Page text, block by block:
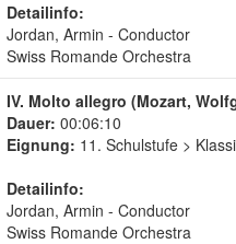
Detailinfo:
Jordan, Armin - Conductor
Swiss Romande Orchestra
IV. Molto allegro (Mozart,
Dauer: 00:06:10
Eignung: 11. Schulstufe >
Detailinfo:
Jordan, Armin - Conductor
Swiss Romande Orchestra